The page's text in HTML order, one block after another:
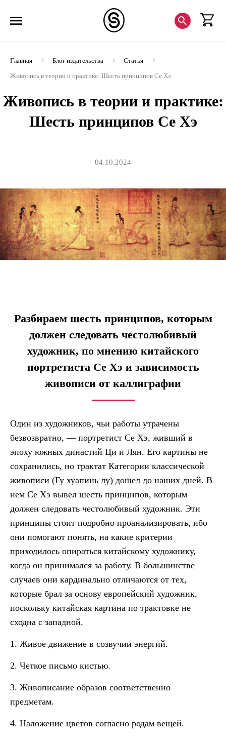
Главная Блог издательства
Статья
Живопись в теории и практике: Шесть принципов Се Хэ
Живопись в теории и практике:
Шесть принципов Се Хэ
04.10.2024
Разбираем шесть принципов, которым
должен следовать честолюбивый
художник, по мнению китайского
портретиста Се Хэ и зависимость
живописи от каллиграфии
Один из художников, чьи работы утрачены
безвозвратно, — портретист Се Хэ, живший в
эпоху южных династий Ци и Лян. Его картины не
сохранились, но трактат Категории классической
живописи (Гу хуапинь лу) дошел до наших дней. В
нем Се Хэ вывел шесть принципов, которым
должен следовать честолюбивый художник. Эти
принципы стоит подробно проанализировать, ибо
они помогают понять, на какие критерии
приходилось опираться китайскому художнику,
когда он принимался за работу. В большинстве
случаев они кардинально отличаются от тех,
которые брал за основу европейский художник,
поскольку китайская картина по трактовке не
сходна с западной.
1. Живое движение в созвучии энергий.
2. Четкое письмо кистью.
3. Живописание образов соответственно
предметам.
4. Наложение цветов согласно родам вещей.